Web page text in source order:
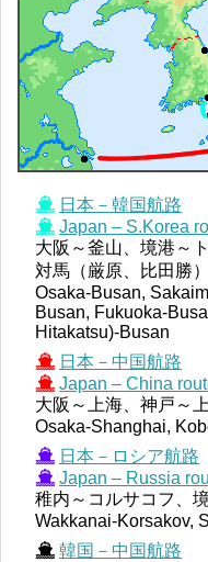
日本－韓国航路
Japan – S.Korea
大阪～釜山、境港～
対馬（厳原、比田勝
Osaka-Busan,
Busan, Fukuoka-
Hitakatsu)-Busan
日本－中国航路
Japan – China
大阪～上海、神戸～
Osaka-Shanghai,
日本－ロシア航路
Japan – Russia
稚内～コルサコフ、
Wakkanai-Korsakov,
韓国－中国航路